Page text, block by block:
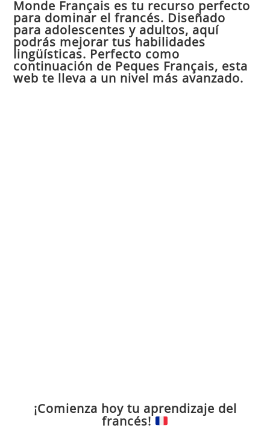
Monde Français es tu recurso perfecto
para dominar el francés. Diseñado
para adolescentes y adultos, aquí
podrás mejorar tus habilidades
lingüísticas. Perfecto como
continuación de Peques Français, esta
web te lleva a un nivel más avanzado.
¡Comienza hoy tu aprendizaje del
francés!